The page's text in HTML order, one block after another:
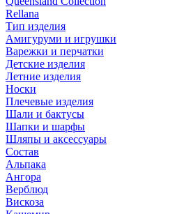
Rellana
Тип изделия
Амигуруми и игрушки
Варежки и перчатки
Детские изделия
Летние изделия
Носки
Плечевые изделия
Шали и бактусы
Шапки и шарфы
Шляпы и аксессуары
Состав
Альпака
Ангора
Верблюд
Вискоза